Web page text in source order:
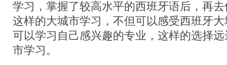
学习，掌握了较高水平的西班牙语后，再
这样的大城市学习，不但可以感受西班牙
可以学习自己感兴趣的专业，这样的选择
市学习。